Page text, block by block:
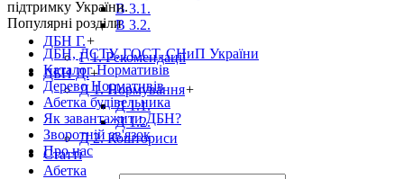
В 3.1.
В 3.2.
ДБН Г.+
Г 1. Рекомендації
ДБН Д.+
Д 1. Нормування+
Д 1.1.
Д 1.2.
Д 2. Кошториси
Статті
Абетка
підтримку України.
Популярні розділи
ДБН, ДСТУ, ГОСТ, СНиП України
Каталог Нормативів
Дерево Нормативів
Абетка будівельника
Як завантажити ДБН?
Зворотній зв'язок
Про нас